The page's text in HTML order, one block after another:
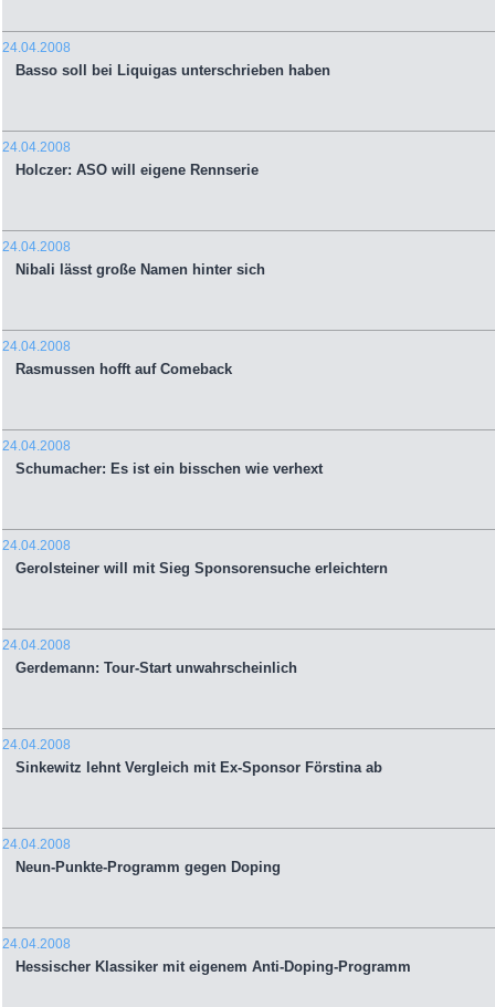
24.04.2008
Basso soll bei Liquigas unterschrieben haben
24.04.2008
Holczer: ASO will eigene Rennserie
24.04.2008
Nibali lässt große Namen hinter sich
24.04.2008
Rasmussen hofft auf Comeback
24.04.2008
Schumacher: Es ist ein bisschen wie verhext
24.04.2008
Gerolsteiner will mit Sieg Sponsorensuche erleichtern
24.04.2008
Gerdemann: Tour-Start unwahrscheinlich
24.04.2008
Sinkewitz lehnt Vergleich mit Ex-Sponsor Förstina ab
24.04.2008
Neun-Punkte-Programm gegen Doping
24.04.2008
Hessischer Klassiker mit eigenem Anti-Doping-Programm